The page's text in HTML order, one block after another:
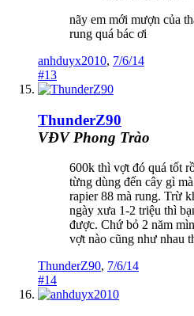
nãy em mới mượn của
rung quá bác ơi
anhduyx2010, 7/6/14
#13
ThunderZ90
VĐV Phong Trào
600k thì vợt đó quá tốt
từng dùng đến cây gì
rapier 88 mà rung. Trừ
ngày xưa 1-2 triệu thì
được. Chứ bỏ 2 năm
vợt nào cũng như nhau
ThunderZ90, 7/6/14
#14